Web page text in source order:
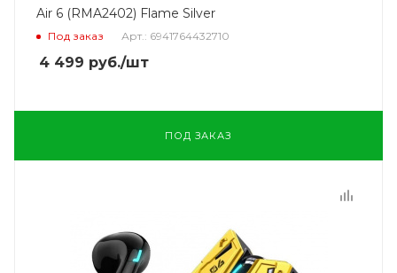
Air 6 (RMA2402) Flame Silver
Под заказ Арт.: 6941764432710
4 499 руб./шт
ПОД ЗАКАЗ